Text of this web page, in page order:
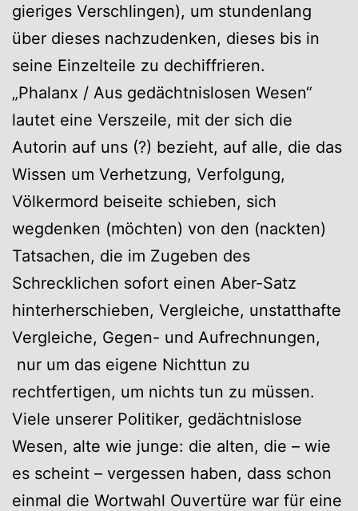
gieriges Verschlingen), um stundenlang
über dieses nachzudenken, dieses bis in
seine Einzelteile zu dechiffrieren.
„Phalanx / Aus gedächtnislosen Wesen“
lautet eine Verszeile, mit der sich die
Autorin auf uns (?) bezieht, auf alle, die das
Wissen um Verhetzung, Verfolgung,
Völkermord beiseite schieben, sich
wegdenken (möchten) von den (nackten)
Tatsachen, die im Zugeben des
Schrecklichen sofort einen Aber-Satz
hinterherschieben, Vergleiche, unstatthafte
Vergleiche, Gegen- und Aufrechnungen,
nur um das eigene Nichttun zu
rechtfertigen, um nichts tun zu müssen.
Viele unserer Politiker, gedächtnislose
Wesen, alte wie junge: die alten, die – wie
es scheint – vergessen haben, dass schon
einmal die Wortwahl Ouvertüre war für eine